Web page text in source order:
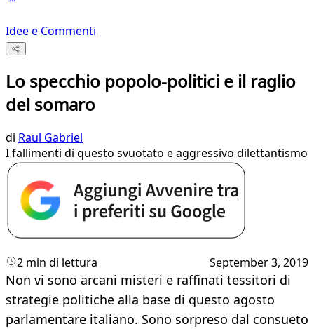
Idee e Commenti
Lo specchio popolo-politici e il raglio
del somaro
di Raul Gabriel
I fallimenti di questo svuotato e aggressivo dilettantismo
2 min di lettura September 3, 2019
Non vi sono arcani misteri e raffinati tessitori di
strategie politiche alla base di questo agosto
parlamentare italiano. Sono sorpreso dal consueto